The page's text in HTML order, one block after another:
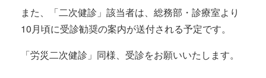
また、「二次健診」該当者は、総務部・診療室より
10月頃に受診勧奨の案内が送付される予定です。
「労災二次健診」同様、受診をお願いいたします。